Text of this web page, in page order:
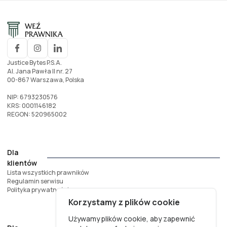
Justice Bytes P.S.A.
Al. Jana Pawła II nr. 27
00-867 Warszawa, Polska
NIP: 6793230576
KRS: 0001146182
REGON: 520965002
Dla
klientów
Lista wszystkich prawników
Regulamin serwisu
Polityka prywatności
Korzystamy z plików cookie
Używamy plików cookie, aby zapewnić